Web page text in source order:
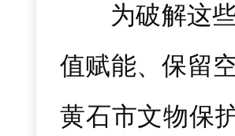
为破解这
值赋能、保留
黄石市文物保